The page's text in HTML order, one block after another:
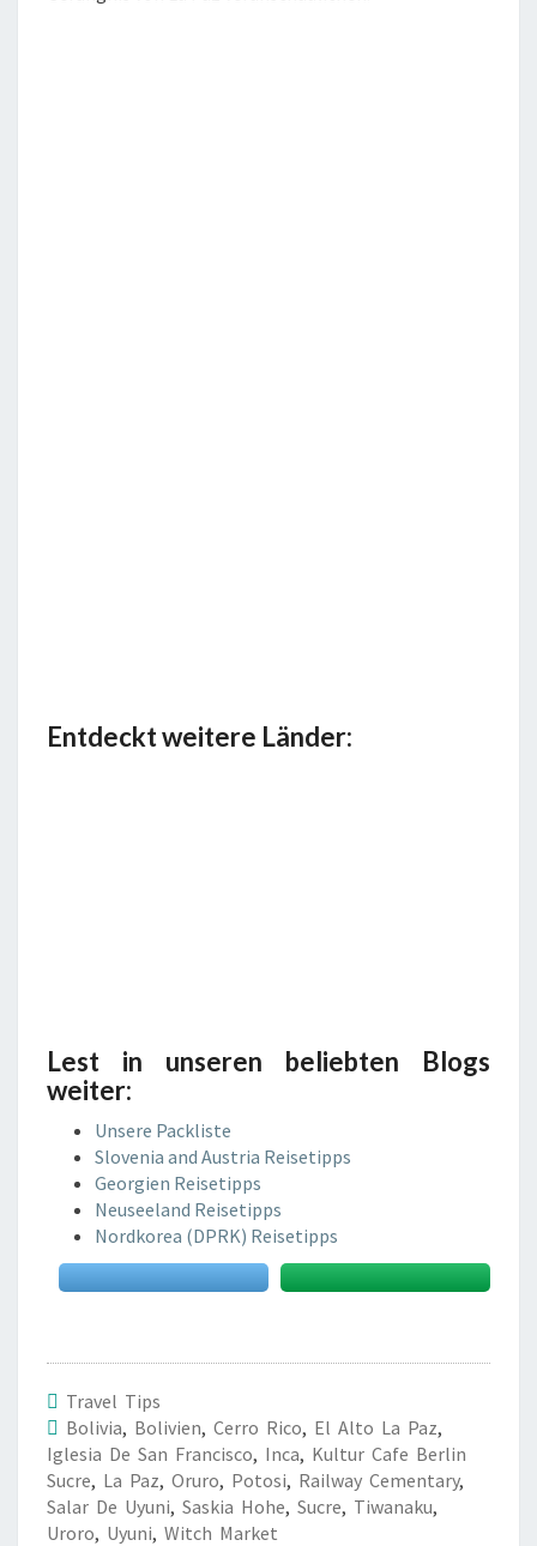
Entdeckt weitere Länder:
Lest in unseren beliebten Blogs
weiter:
Unsere Packliste
Slovenia and Austria Reisetipps
Georgien Reisetipps
Neuseeland Reisetipps
Nordkorea (DPRK) Reisetipps
Travel Tips
Bolivia, Bolivien, Cerro Rico, El Alto La Paz,
Iglesia De San Francisco, Inca, Kultur Cafe Berlin
Sucre, La Paz, Oruro, Potosi, Railway Cementary,
Salar De Uyuni, Saskia Hohe, Sucre, Tiwanaku,
Uroro, Uyuni, Witch Market